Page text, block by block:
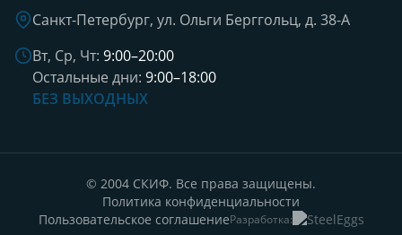
Санкт-Петербург, ул. Ольги Берггольц, д. 38-А
Вт, Ср, Чт: 9:00–20:00
Остальные дни: 9:00–18:00
БЕЗ ВЫХОДНЫХ
© 2004 СКИФ. Все права защищены.
Политика конфиденциальности
Пользовательское соглашениеРазработка: